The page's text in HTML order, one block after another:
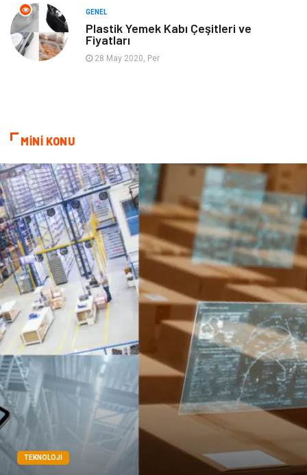
Hizmet
Aksesuar
GENEL
Plastik Yemek Kabı Çeşitleri ve
Fiyatları
28 May 2020, Per
MİNİ KONU
TEKNOLOJI